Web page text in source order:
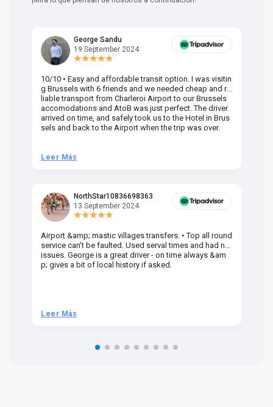
George Sandu
19 September 2024
10/10 • Easy and affordable transit option. I was visitin
g Brussels with 6 friends and we needed cheap and re
liable transport from Charleroi Airport to our Brussels
accomodations and AtoB was just perfect. The driver
arrived on time, and safely took us to the Hotel in Brus
sels and back to the Airport when the trip was over.
Leer Más
NorthStar10836698363
13 September 2024
Airport &amp; mastic villages transfers. • Top all round
service can't be faulted. Used serval times and had no
issues. George is a great driver - on time always &am
p; gives a bit of local history if asked.
Leer Más